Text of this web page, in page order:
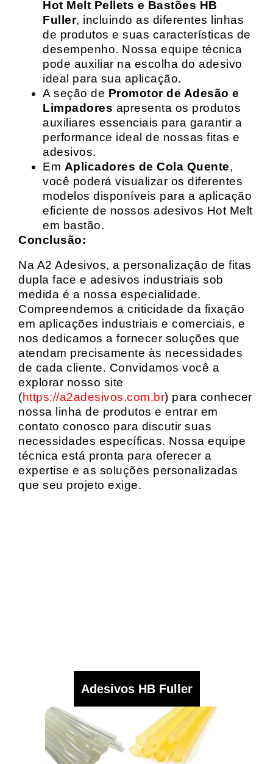
Hot Melt Pellets e Bastões HB
Fuller, incluindo as diferentes linhas
de produtos e suas características de
desempenho. Nossa equipe técnica
pode auxiliar na escolha do adesivo
ideal para sua aplicação.
A seção de Promotor de Adesão e
Limpadores apresenta os produtos
auxiliares essenciais para garantir a
performance ideal de nossas fitas e
adesivos.
Em Aplicadores de Cola Quente,
você poderá visualizar os diferentes
modelos disponíveis para a aplicação
eficiente de nossos adesivos Hot Melt
em bastão.
Conclusão:
Na A2 Adesivos, a personalização de fitas
dupla face e adesivos industriais sob
medida é a nossa especialidade.
Compreendemos a criticidade da fixação
em aplicações industriais e comerciais, e
nos dedicamos a fornecer soluções que
atendam precisamente às necessidades
de cada cliente. Convidamos você a
explorar nosso site
(https://a2adesivos.com.br) para conhecer
nossa linha de produtos e entrar em
contato conosco para discutir suas
necessidades específicas. Nossa equipe
técnica está pronta para oferecer a
expertise e as soluções personalizadas
que seu projeto exige.
Adesivos HB Fuller